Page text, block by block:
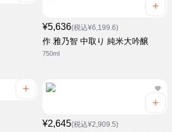
¥5,636(税込¥6,199.6)
作 雅乃智 中取り 純米大吟醸
750ml
¥2,645(税込¥2,909.5)